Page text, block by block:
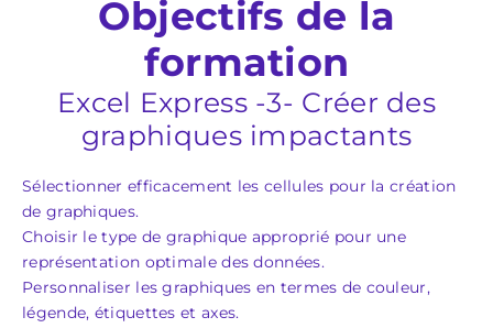
Objectifs de la
formation
Excel Express -3- Créer des
graphiques impactants
Sélectionner efficacement les cellules pour la création
de graphiques.
Choisir le type de graphique approprié pour une
représentation optimale des données.
Personnaliser les graphiques en termes de couleur,
légende, étiquettes et axes.